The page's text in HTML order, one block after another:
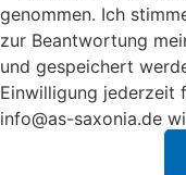
genommen. Ich
zur Beantwortung
und gespeichert
Einwilligung jederzeit
info@as-saxonia.de